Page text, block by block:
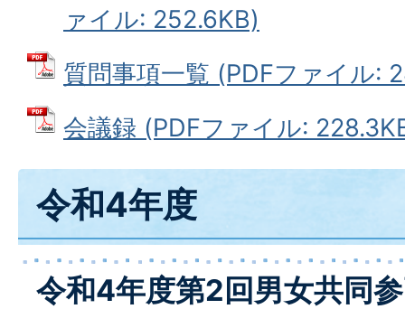
ァイル: 252.6KB)
質問事項一覧 (PDFファイル:
会議録 (PDFファイル:
令和4年度
令和4年度第2回男女共同